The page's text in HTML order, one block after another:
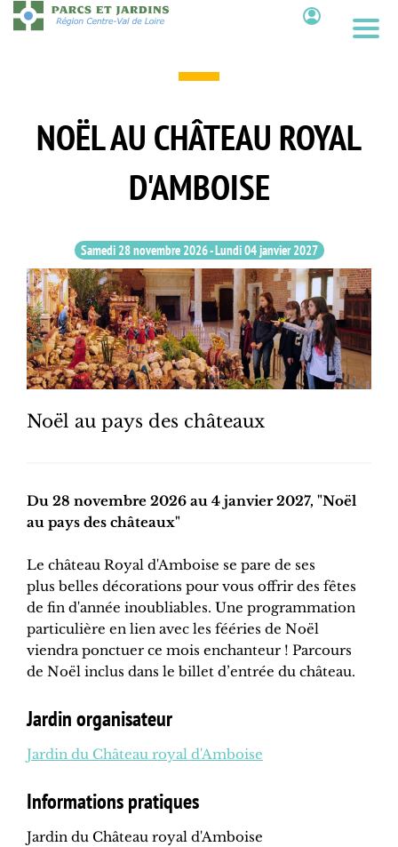
Aller
au
NOËL AU CHÂTEAU ROYAL
D'AMBOISE
Samedi 28 novembre 2026-Lundi 04 janvier 2027
Noël au pays des châteaux
Du 28 novembre 2026 au 4 janvier 2027, "Noël
au pays des châteaux"
Le château Royal d'Amboise se pare de ses
plus belles décorations pour vous offrir des fêtes
de fin d'année inoubliables. Une programmation
particulière en lien avec les fééries de Noël
viendra ponctuer ce mois enchanteur ! Parcours
de Noël inclus dans le billet d’entrée du château.
Jardin organisateur
Jardin du Château royal d'Amboise
Informations pratiques
Jardin du Château royal d'Amboise